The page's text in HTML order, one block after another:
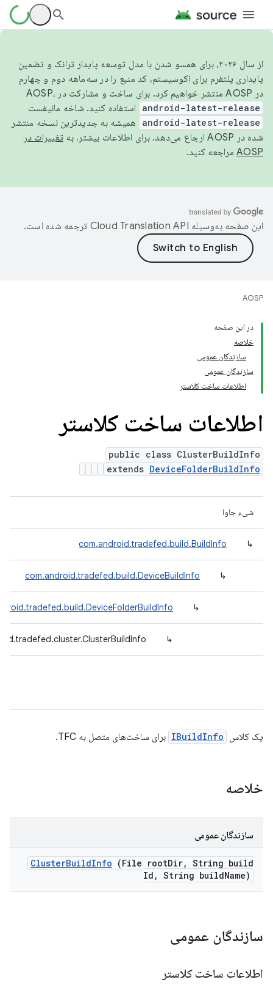
از سال ۲۰۲۶، برای همسو شدن با مدل توسعه پایدار ترانک و تضمین
پایداری پلتفرم برای اکوسیستم، کد منبع را در سه‌ماهه دوم و چهارم
در AOSP منتشر خواهیم کرد. برای ساخت و مشارکت در AOSP،
android-latest-release استفاده کنید. شاخه مانیفست
android-latest-release
همیشه به جدیدترین نسخه منتشر
شده در AOSP ارجاع می‌دهد. برای اطلاعات بیشتر، به
تغییرات در
AOSP مراجعه کنید.
این صفحه به‌وسیله ترجمه شده است.
AOSP
در این صفحه
خلاصه
سازندگان عمومی
سازندگان عمومی
اطلاعات ساخت کلاستر
اطلاعات ساخت کلاستر
public class ClusterBuildInfo
extends DeviceFolderBuildInfo
شیء جاوا
↳
com.android.tradefed.build.BuildInfo
↳
com.android.tradefed.build.DeviceBuildInfo
↳
↳
یک کلاس IBuildInfo برای ساخت‌های متصل به TFC.
خلاصه
سازندگان عمومی
ClusterBuildInfo (File rootDir, String build
Id , String buildName)
سازندگان عمومی
اطلاعات ساخت کلاستر